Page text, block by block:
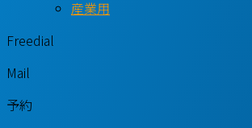
産業用
Freedial
Mail
予約